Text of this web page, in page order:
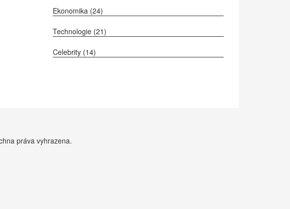
Ekonomika (24)
Technologie (21)
Celebrity (14)
práva vyhrazena.